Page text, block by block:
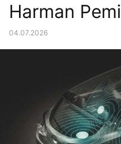
Harman
04.07.2026